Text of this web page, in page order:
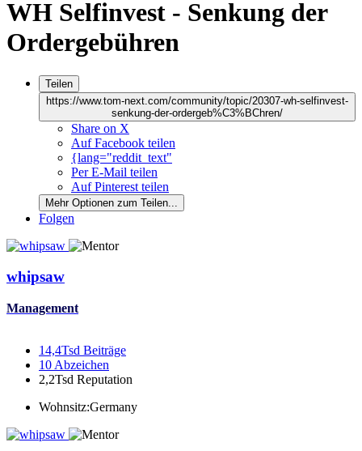
WH Selfinvest - Senkung der
Ordergebühren
Teilen
https://www.tom-next.com/community/topic/20307-wh-selfinvest-
senkung-der-ordergeb%C3%BChren/
Share on X
Auf Facebook teilen
{lang="reddit_text"
Per E-Mail teilen
Auf Pinterest teilen
Mehr Optionen zum Teilen...
Folgen
whipsaw
Management
14,4Tsd Beiträge
10 Abzeichen
2,2Tsd Reputation
Wohnsitz:Germany